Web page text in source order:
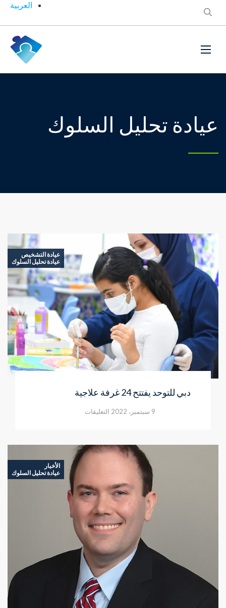
العربية
عيادة تحليل السلوك
عيادة التشخيص
عيادة تحليل السلوك
دبي للتوحد يفتتح 24 غرفة علاجية
9 سبتمبر، 2022 التعليقات
24
غرفة
علاجية
مغلقة
الأخبار
عيادة تحليل السلوك